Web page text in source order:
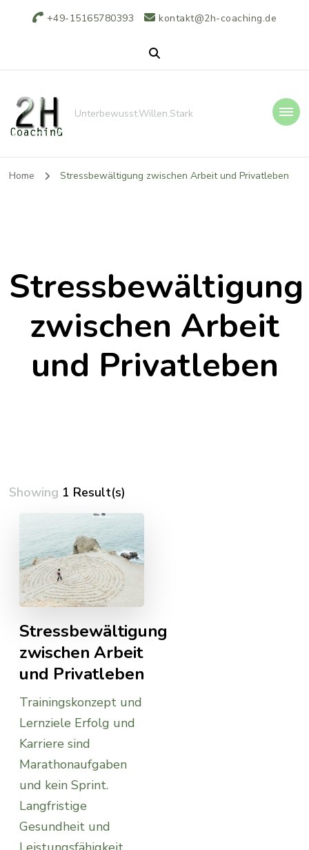
+49-15165780393 kontakt@2h-coaching.de
Unterbewusst.Willen.Stark
Home Stressbewältigung zwischen Arbeit und Privatleben
Stressbewältigung
zwischen Arbeit
und Privatleben
Showing 1 Result(s)
Stressbewältigung
zwischen Arbeit
und Privatleben
Trainingskonzept und
Lernziele Erfolg und
Karriere sind
Marathonaufgaben
und kein Sprint.
Langfristige
Gesundheit und